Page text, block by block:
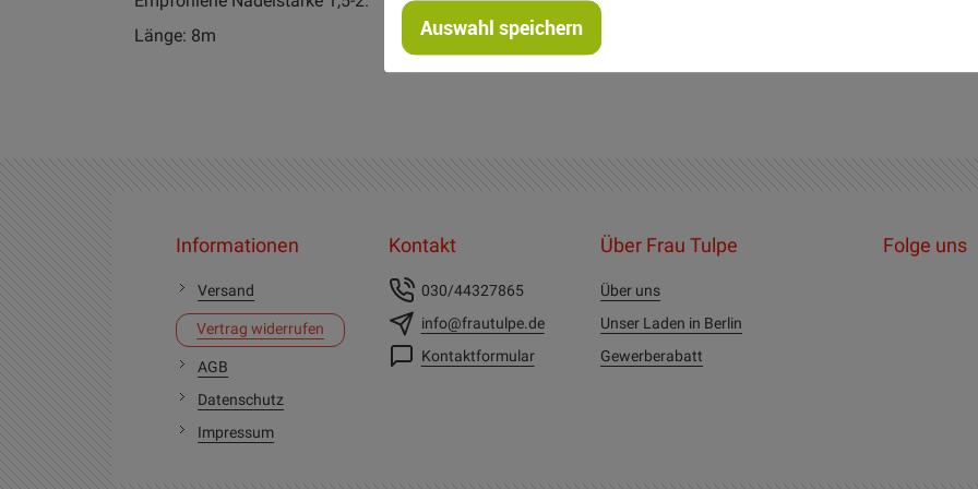
Auswahl speichern
Länge: 8m
Informationen
Versand
Vertrag widerrufen
AGB
Datenschutz
Impressum
Kontakt
030/44327865
info@frautulpe.de
Kontaktformular
Über Frau Tulpe
Über uns
Unser Laden in Berlin
Gewerberabatt
Folge uns